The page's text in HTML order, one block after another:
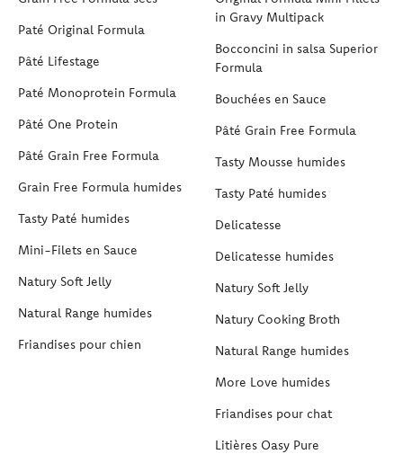
Paté Original Formula
Pâté Lifestage
Paté Monoprotein Formula
Pâté One Protein
Pâté Grain Free Formula
Grain Free Formula humides
Tasty Paté humides
Mini-Filets en Sauce
Natury Soft Jelly
Natural Range humides
Friandises pour chien
in Gravy Multipack
Bocconcini in salsa Superior
Formula
Bouchées en Sauce
Pâté Grain Free Formula
Tasty Mousse humides
Tasty Paté humides
Delicatesse
Delicatesse humides
Natury Soft Jelly
Natury Cooking Broth
Natural Range humides
More Love humides
Friandises pour chat
Litières Oasy Pure